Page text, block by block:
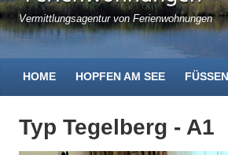
Vermittlungsagentur von Ferienwohnungen
HOME HOPFEN AM SEE FÜSSEN
Typ Tegelberg - A1